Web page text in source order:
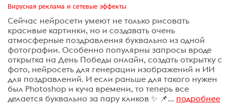
Вирусная реклама и сетевые эффекты
Сейчас нейросети умеют не только рисовать
красивые картинки, но и создавать очень
атмосферные поздравления буквально из одной
фотографии. Особенно популярны запросы вроде
открытка на День Победы онлайн, создать открытку с
фото, нейросеть для генерации изображений и ИИ
для поздравлений. И если раньше для такого нужен
был Photoshop и куча времени, то теперь все
делается буквально за пару кликов ✨ 📌... подробнее